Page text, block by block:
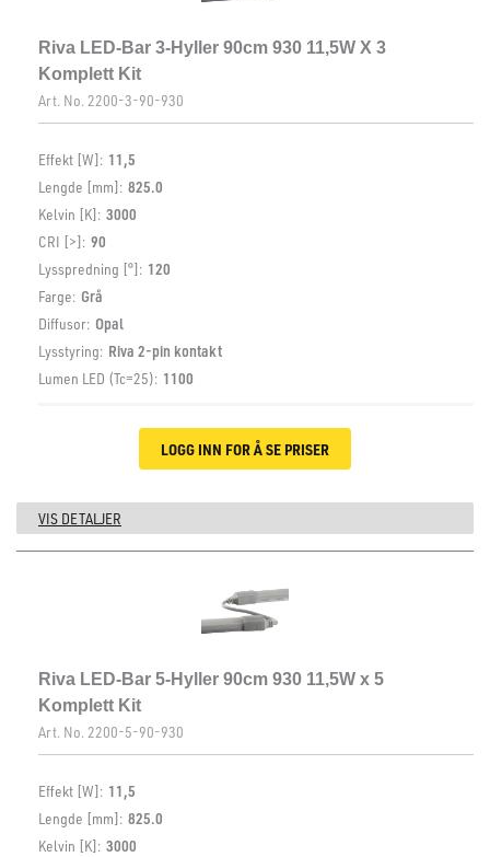
Riva LED-Bar 3-Hyller 90cm 930 11,5W X 3
Komplett Kit
Art. No. 2200-3-90-930
Effekt [W]: 11,5
Lengde [mm]: 825.0
Kelvin [K]: 3000
CRI [>]: 90
Lysspredning [°]: 120
Farge: Grå
Diffusor: Opal
Lysstyring: Riva 2-pin kontakt
Lumen LED (Tc=25): 1100
LOGG INN FOR Å SE PRISER
VIS DETALJER
Riva LED-Bar 5-Hyller 90cm 930 11,5W x 5
Komplett Kit
Art. No. 2200-5-90-930
Effekt [W]: 11,5
Lengde [mm]: 825.0
Kelvin [K]: 3000